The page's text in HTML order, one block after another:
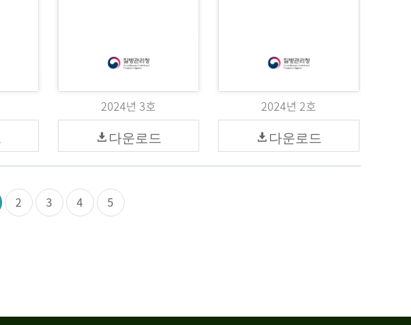
2024년 3호
다운로드
2024년 2호
다운로드
2 3 4 5